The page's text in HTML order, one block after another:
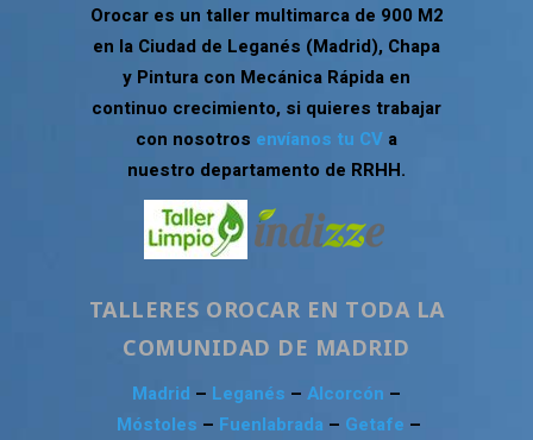
Orocar es un taller multimarca de 900 M2
en la Ciudad de Leganés (Madrid), Chapa
y Pintura con Mecánica Rápida en
continuo crecimiento, si quieres trabajar
con nosotros envíanos tu CV a
nuestro departamento de RRHH.
TALLERES OROCAR EN TODA LA
COMUNIDAD DE MADRID
Madrid – Leganés – Alcorcón –
Móstoles – Fuenlabrada – Getafe –